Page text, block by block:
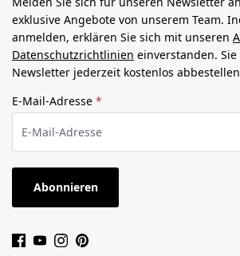
exklusive Angebote von unserem Team.
anmelden, erklären Sie sich mit unseren
Datenschutzrichtlinien einverstanden.
Newsletter jederzeit kostenlos
E-Mail-Adresse *
Abonnieren